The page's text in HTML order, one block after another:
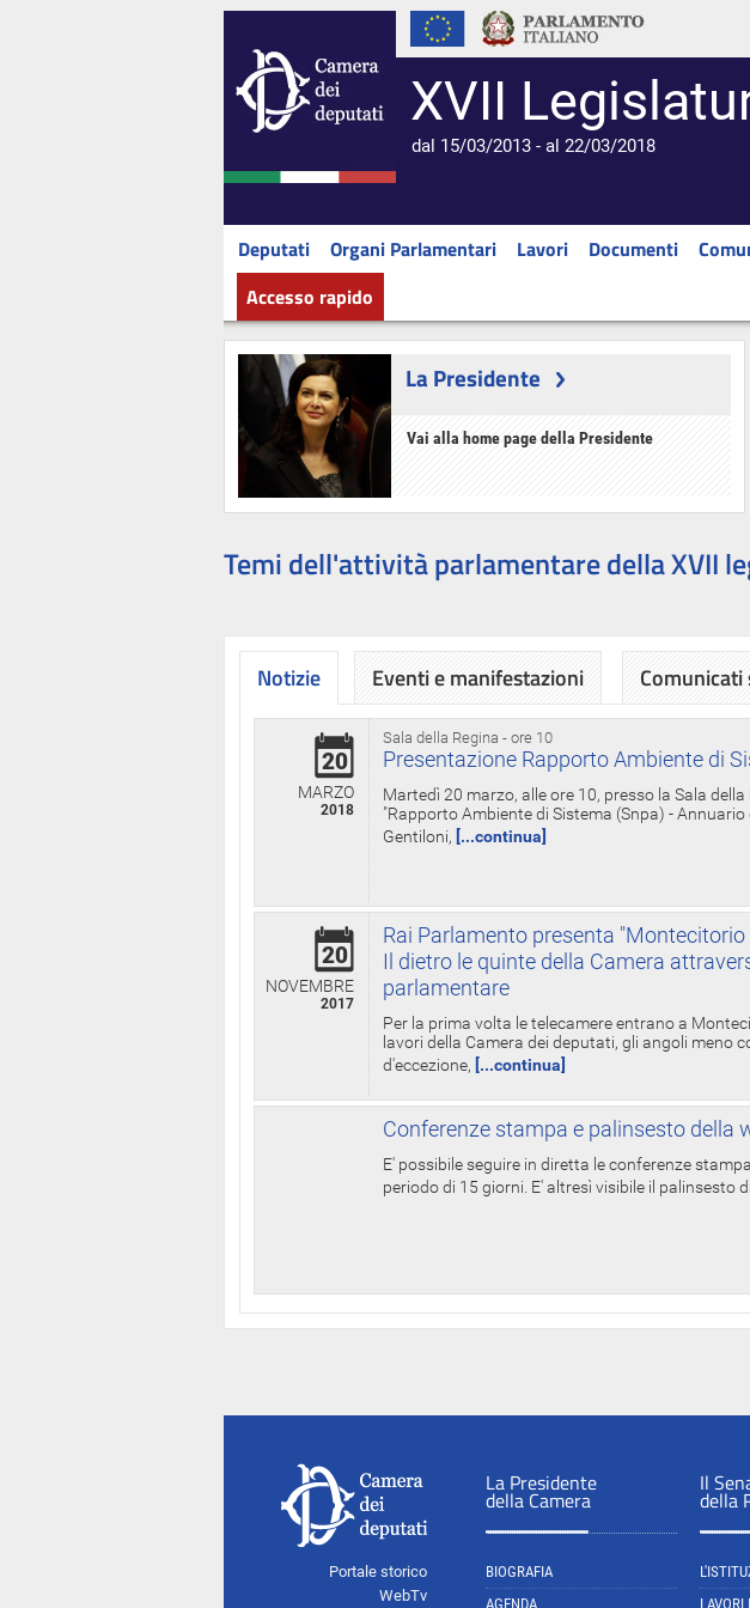
XVII
dal 15/03/2013 - al 22/03/2018
Deputati Organi Parlamentari Lavori Documenti
Accesso rapido
La Presidente
Vai alla home page della Presidente
Temi dell'attività parlamentare della XVII
Notizie
Sala della Regina - ore 10
20
MARZO
2018
Presentazione Rapporto Ambiente di
Martedì 20 marzo, alle ore 10, presso la Sala
"Rapporto Ambiente di Sistema (Snpa) -
Gentiloni, [...continua]
20
NOVEMBRE
2017
Rai Parlamento presenta "Montecitorio
Il dietro le quinte della Camera
parlamentare
Per la prima volta le telecamere entrano a
lavori della Camera dei deputati, gli angoli meno
d'eccezione, [...continua]
Conferenze stampa e palinsesto della
E' possibile seguire in diretta le conferenze
periodo di 15 giorni. E' altresì visibile il
Eventi e manifestazioni Comunicati
Portale storico
WebTv
La Presidente
della Camera
BIOGRAFIA
AGENDA
Il
della
LAVORI